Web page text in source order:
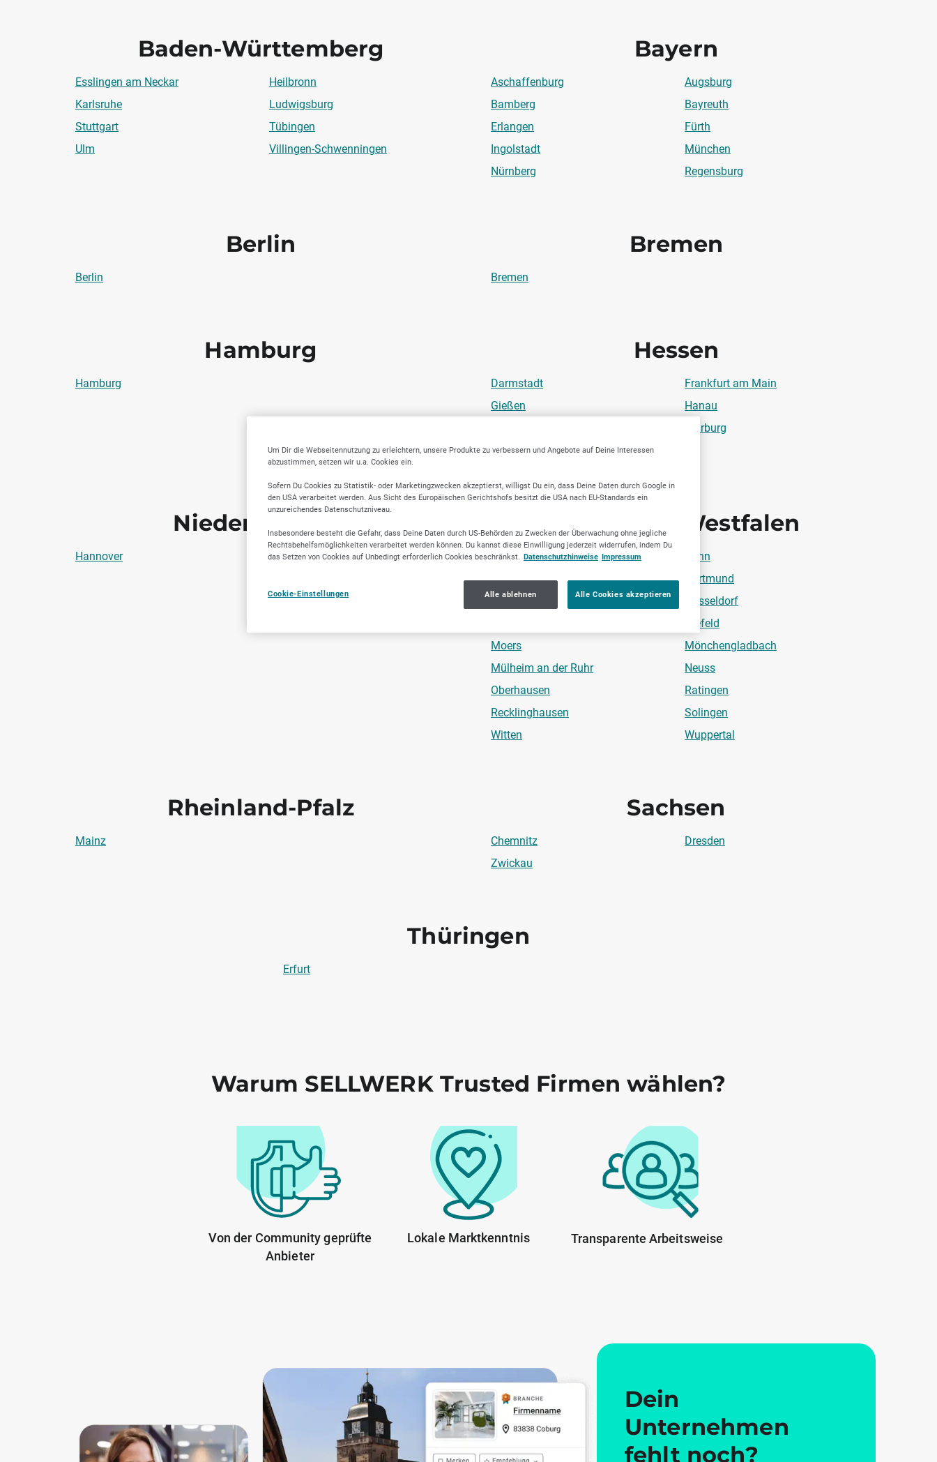
Baden-Württemberg
Esslingen am Neckar
Heilbronn
Karlsruhe
Ludwigsburg
Stuttgart
Tübingen
Ulm
Villingen-Schwenningen
Bayern
Aschaffenburg
Augsburg
Bamberg
Bayreuth
Erlangen
Fürth
Ingolstadt
München
Nürnberg
Regensburg
Berlin
Berlin
Bremen
Bremen
Hamburg
Hamburg
Hessen
Darmstadt
Frankfurt am Main
Gießen
Hanau
Marburg
Wiesbaden
Niedersachsen
Hannover Salzgitter
Nordrhein-Westfalen
Aachen
Bonn
Bottrop
Dortmund
Duisburg
Düsseldorf
Krefeld
Moers
Mönchengladbach
Mülheim an der Ruhr
Neuss
Oberhausen
Ratingen
Recklinghausen
Solingen
Witten
Wuppertal
Rheinland-Pfalz
Mainz
Sachsen
Chemnitz
Dresden
Zwickau
Thüringen
Erfurt
Warum SELLWERK Trusted Firmen wählen?
Von der Community geprüfte
Anbieter
Lokale Marktkenntnis Transparente Arbeitsweise
Dein
Unternehmen
fehlt noch?
Um Dir die Webseitennutzung zu erleichtern, unsere Produkte zu verbessern und Angebote auf Deine Interessen
abzustimmen, setzen wir u.a. Cookies ein.
Sofern Du Cookies zu Statistik- oder Marketingzwecken akzeptierst, willigst Du ein, dass Deine Daten durch Google in
den USA verarbeitet werden. Aus Sicht des Europäischen Gerichtshofs besitzt die USA nach EU-Standards ein
unzureichendes Datenschutzniveau.
Insbesondere besteht die Gefahr, dass Deine Daten durch US-Behörden zu Zwecken der Überwachung ohne jegliche
Rechtsbehelfsmöglichkeiten verarbeitet werden können. Du kannst diese Einwilligung jederzeit widerrufen, indem Du
das Setzen von Cookies auf Unbedingt erforderlich Cookies beschränkst. Datenschutzhinweise Impressum
Cookie-Einstellungen Alle ablehnen Alle Cookies akzeptieren